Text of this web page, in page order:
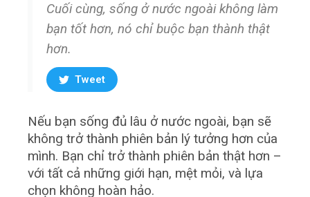
Cuối cùng, sống ở nước ngoài không làm
bạn tốt hơn, nó chỉ buộc bạn thành thật
hơn.
Tweet
Nếu bạn sống đủ lâu ở nước ngoài, bạn sẽ
không trở thành phiên bản lý tưởng hơn của
mình. Bạn chỉ trở thành phiên bản thật hơn –
với tất cả những giới hạn, mệt mỏi, và lựa
chọn không hoàn hảo.